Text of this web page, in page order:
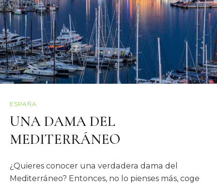
ESPAÑA
UNA DAMA DEL
MEDITERRÁNEO
¿Quieres conocer una verdadera dama del
Mediterráneo? Entonces, no lo pienses más, coge